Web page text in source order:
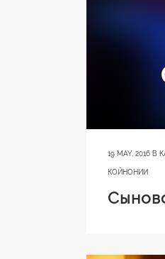
19 MAY, 2016 В
КОЙНОНИИ